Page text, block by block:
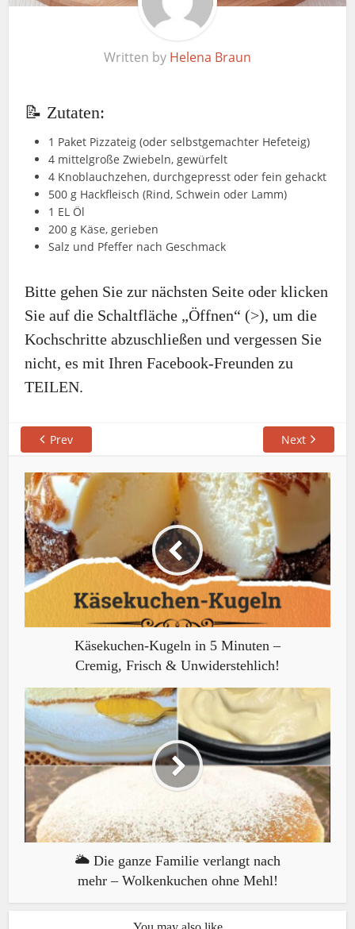
Written by Helena Braun
📝 Zutaten:
1 Paket Pizzateig (oder selbstgemachter Hefeteig)
4 mittelgroße Zwiebeln, gewürfelt
4 Knoblauchzehen, durchgepresst oder fein gehackt
500 g Hackfleisch (Rind, Schwein oder Lamm)
1 EL Öl
200 g Käse, gerieben
Salz und Pfeffer nach Geschmack
Bitte gehen Sie zur nächsten Seite oder klicken
Sie auf die Schaltfläche „Öffnen“ (>), um die
Kochschritte abzuschließen und vergessen Sie
nicht, es mit Ihren Facebook-Freunden zu
TEILEN.
Prev Next
Käsekuchen-Kugeln in 5 Minuten –
Cremig, Frisch & Unwiderstehlich!
🌥️ Die ganze Familie verlangt nach
mehr – Wolkenkuchen ohne Mehl!